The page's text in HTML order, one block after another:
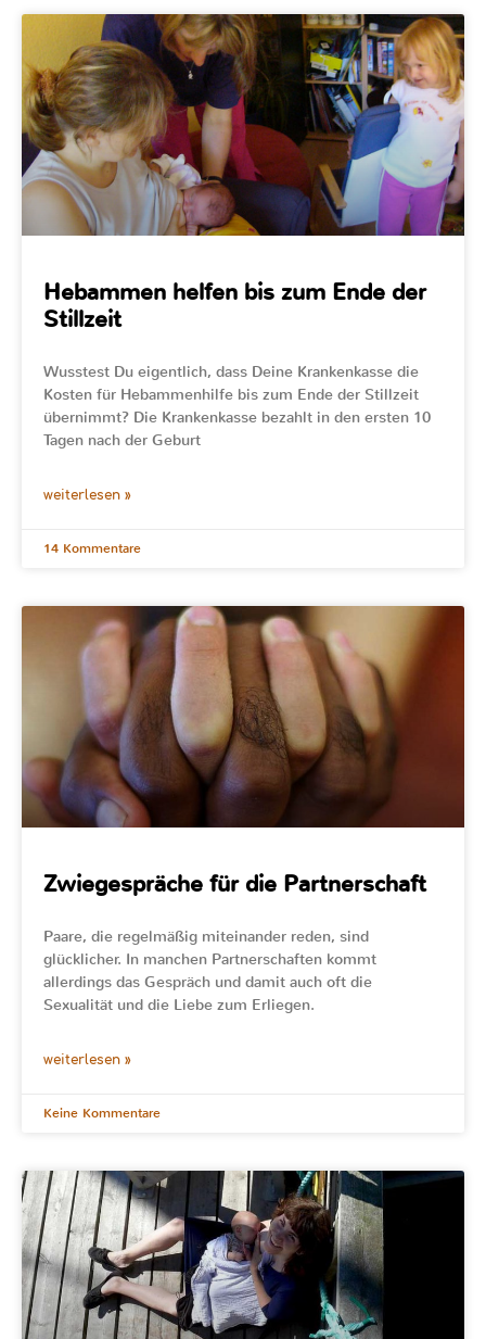
Hebammen helfen bis zum Ende der
Stillzeit
Wusstest Du eigentlich, dass Deine Krankenkasse die
Kosten für Hebammenhilfe bis zum Ende der Stillzeit
übernimmt? Die Krankenkasse bezahlt in den ersten 10
Tagen nach der Geburt
weiterlesen »
14 Kommentare
Zwiegespräche für die Partnerschaft
Paare, die regelmäßig miteinander reden, sind
glücklicher. In manchen Partnerschaften kommt
allerdings das Gespräch und damit auch oft die
Sexualität und die Liebe zum Erliegen.
weiterlesen »
Keine Kommentare